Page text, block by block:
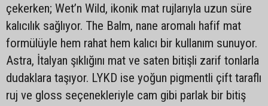
çekerken; Wet’n Wild, ikonik mat rujlarıyla uzun süre
kalıcılık sağlıyor. The Balm, nane aromalı hafif mat
formülüyle hem rahat hem kalıcı bir kullanım sunuyor.
Astra, İtalyan şıklığını mat ve saten bitişli zarif tonlarla
dudaklara taşıyor. LYKD ise yoğun pigmentli çift taraflı
ruj ve gloss seçenekleriyle cam gibi parlak bir bitiş